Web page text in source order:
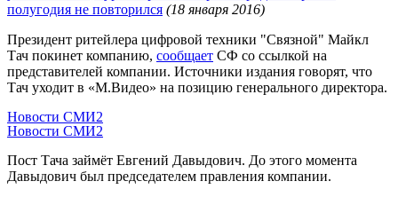
полугодия не повторился (18 января 2016)
Президент ритейлера цифровой техники "Связной" Майкл
Тач покинет компанию, сообщает СФ со ссылкой на
представителей компании. Источники издания говорят, что
Тач уходит в «М.Видео» на позицию генерального директора.
Новости СМИ2
Новости СМИ2
Пост Тача займёт Евгений Давыдович. До этого момента
Давыдович был председателем правления компании.